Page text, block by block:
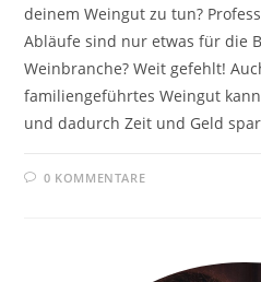
deinem Weingut zu tun?
Abläufe sind nur etwas für die
Weinbranche? Weit gefehlt!
familiengeführtes Weingut
und dadurch Zeit und Geld
0 KOMMENTARE